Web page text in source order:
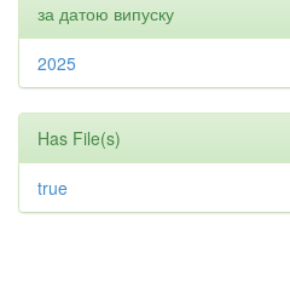
за датою випуску
2025
Has File(s)
true